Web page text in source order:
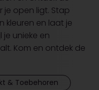
open ligt. Stap
kleuren en laat je
unieke en
Kom en ontdek de
& Toebehoren